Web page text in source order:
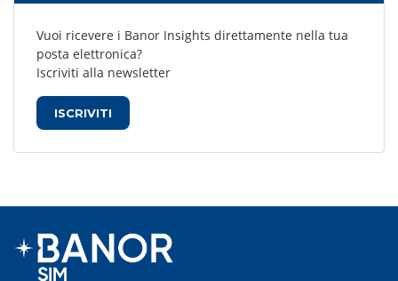
Vuoi ricevere i Banor Insights direttamente nella tua
posta elettronica?
Iscriviti alla newsletter
ISCRIVITI